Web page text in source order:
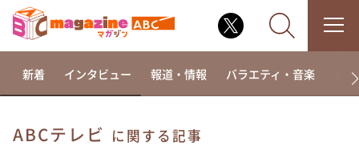
新着 インタビュー 報道・情報 バラエティ・音楽 ド
ABCテレビ に関する記事